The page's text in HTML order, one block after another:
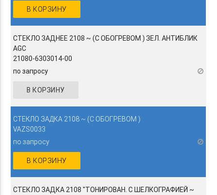
В КОРЗИНУ
СТЕКЛО ЗАДНЕЕ 2108 ~ (С ОБОГРЕВОМ ) ЗЕЛ. АНТИБЛИК
AGC
21080-6303014-00
по запросу
В КОРЗИНУ
СТЕКЛО ЗАДКА 2108 ~ (С ОБОГРЕВОМ )
VAZS0033
по запросу
В КОРЗИНУ
СТЕКЛО ЗАДКА 2108 "ТОНИРОВАН. С ШЕЛКОГРАФИЕЙ ~